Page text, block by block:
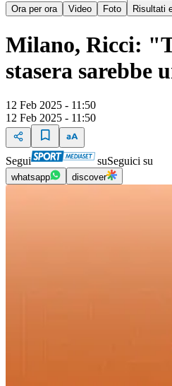
Ora per ora Video Foto Risultati
Milano, Ricci:
stasera sarebbe
12 Feb 2025 - 11:50
12 Feb 2025 - 11:50
Segui suSeguici su
whatsapp discover